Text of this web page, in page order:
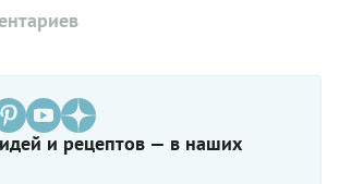
и рецептов — в наших